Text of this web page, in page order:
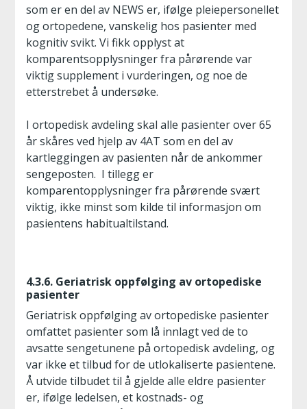
som er en del av NEWS er, ifølge pleiepersonellet
og ortopedene, vanskelig hos pasienter med
kognitiv svikt. Vi fikk opplyst at
komparentsopplysninger fra pårørende var
viktig supplement i vurderingen, og noe de
etterstrebet å undersøke.
I ortopedisk avdeling skal alle pasienter over 65
år skåres ved hjelp av 4AT som en del av
kartleggingen av pasienten når de ankommer
sengeposten. I tillegg er
komparentopplysninger fra pårørende svært
viktig, ikke minst som kilde til informasjon om
pasientens habitualtilstand.
4.3.6. Geriatrisk oppfølging av ortopediske
pasienter
Geriatrisk oppfølging av ortopediske pasienter
omfattet pasienter som lå innlagt ved de to
avsatte sengetunene på ortopedisk avdeling, og
var ikke et tilbud for de utlokaliserte pasientene.
Å utvide tilbudet til å gjelde alle eldre pasienter
er, ifølge ledelsen, et kostnads- og